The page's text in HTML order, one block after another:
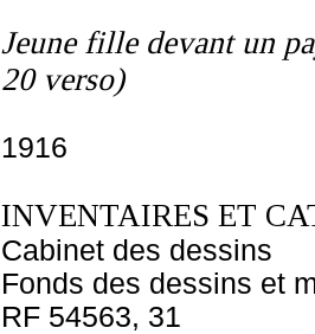
Jeune fille devant un
20 verso)
1916
INVENTAIRES ET
Cabinet des dessins
Fonds des dessins et
RF 54563, 31